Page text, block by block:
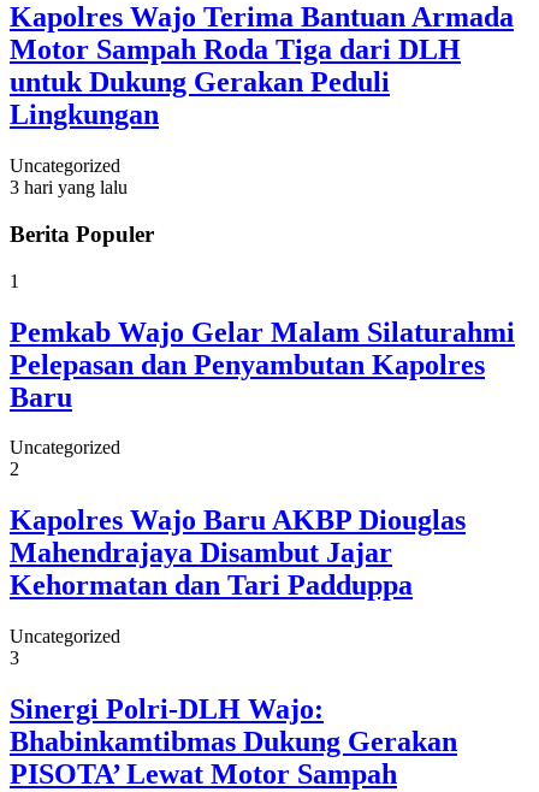
Kapolres Wajo Terima Bantuan Armada
Motor Sampah Roda Tiga dari DLH
untuk Dukung Gerakan Peduli
Lingkungan
Uncategorized
3 hari yang lalu
Berita Populer
1
Pemkab Wajo Gelar Malam Silaturahmi
Pelepasan dan Penyambutan Kapolres
Baru
Uncategorized
2
Kapolres Wajo Baru AKBP Diouglas
Mahendrajaya Disambut Jajar
Kehormatan dan Tari Padduppa
Uncategorized
3
Sinergi Polri-DLH Wajo:
Bhabinkamtibmas Dukung Gerakan
PISOTA’ Lewat Motor Sampah